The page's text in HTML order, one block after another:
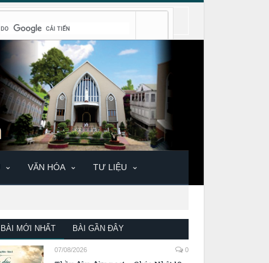
VĂN HÓA TƯ LIỆU
BÀI MỚI NHẤT BÀI GẦN ĐÂY
07/08/2026 0